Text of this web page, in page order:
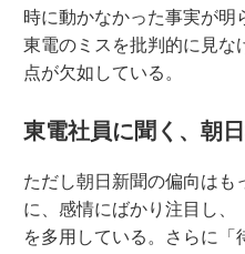
時に動かなかった事実が明
東電のミスを批判的に見な
点が欠如している。
東電社員に聞く、朝
ただし朝日新聞の偏向はも
に、感情にばかり注目し、
を多用している。さらに「